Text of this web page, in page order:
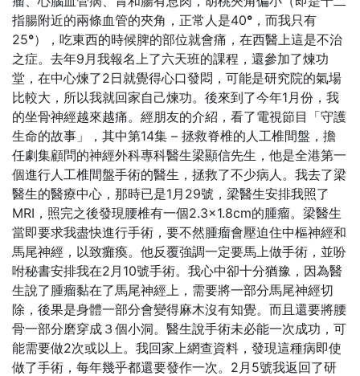
指腸附近的兩條血管的夾角，正常人是40° ，而我只有
25°），吃東西的時候脾的部位就會痛，在西醫上這是不治
之症。去年9月我報名上了六天班的課程，還參加了煉功
堂，在中心煉了2日就覺得心口發悶，可能是研究院的氣場
比較大，所以我就回家自己煉功。後來到了今年1月份，我
的坐骨神經越來越痛。經朋友的介紹，看了電視節目「守護
生命的故事」，其中第14集 – 拯救脊椎的人工椎間盤，擔
任劇集顧問的神經外科專科醫生梁顯信先生，他是全港第一
個進行人工椎間盤手術的醫生，拯救了不少病人。我去了梁
醫生的醫療中心，那時已是1月29號，梁醫生安排我照了
MRI，照完之後發現腰椎有一個2.3×1.8cm的腫瘤。梁醫生
當即要求我盡快進行手術，要不然腫瘤會壓迫住中樞神經和
馬尾神經，以致癱瘓。他反覆強調一定要馬上做手術，並吩
咐秘書安排我在2月10號手術。我心中卻十分猶豫，因為醫
生說了腫瘤黏在了馬尾神經上，需要將一部分馬尾神經切
除，後果是身體一部分會變得麻木沒有知覺。而且還要將腰
骨一部分磨穿成３個小洞。醫生說手術未必能一次成功，可
能需要做2次或以上。我回家上網查資料，發現這種病即使
做了手術，每年幾乎都還要發作一次。2月5號我返回了研